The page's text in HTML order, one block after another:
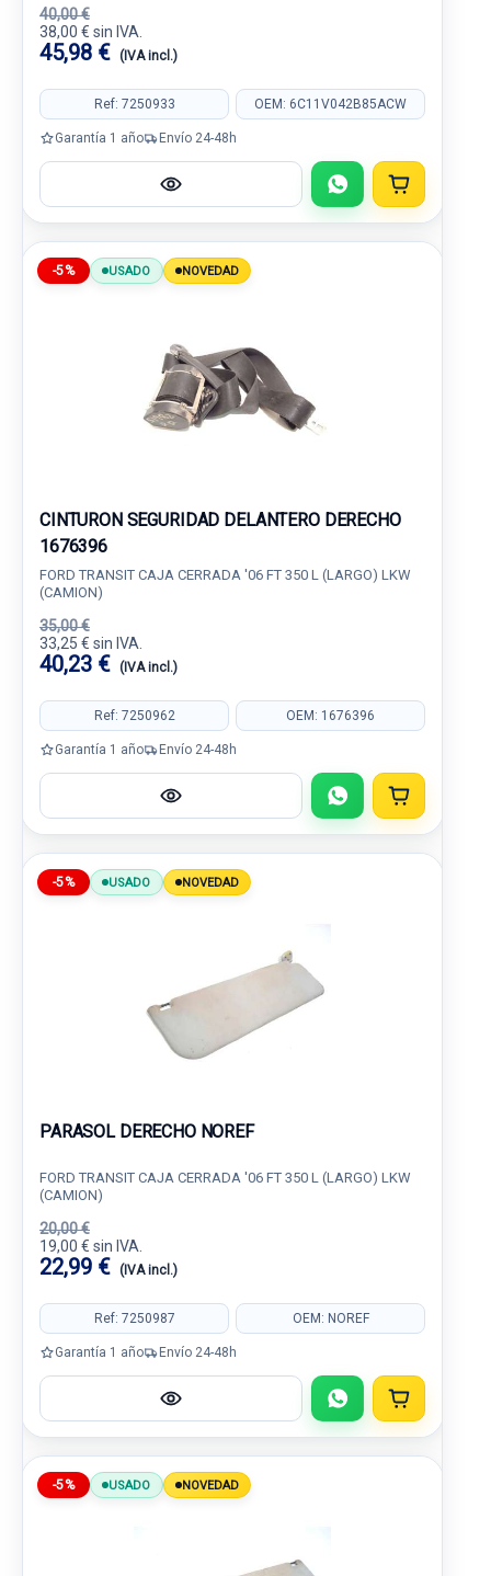
40,00 €
38,00 € sin IVA.
45,98 € (IVA incl.)
Ref: 7250933 OEM: 6C11V042B85ACW
Garantía 1 año Envío 24-48h
-5% USADO NOVEDAD
CINTURON SEGURIDAD DELANTERO DERECHO
1676396
FORD TRANSIT CAJA CERRADA '06 FT 350 L (LARGO) LKW
(CAMION)
35,00 €
33,25 € sin IVA.
40,23 € (IVA incl.)
Ref: 7250962 OEM: 1676396
Garantía 1 año Envío 24-48h
-5% USADO NOVEDAD
PARASOL DERECHO NOREF
FORD TRANSIT CAJA CERRADA '06 FT 350 L (LARGO) LKW
(CAMION)
20,00 €
19,00 € sin IVA.
22,99 € (IVA incl.)
Ref: 7250987 OEM: NOREF
Garantía 1 año Envío 24-48h
-5% USADO NOVEDAD